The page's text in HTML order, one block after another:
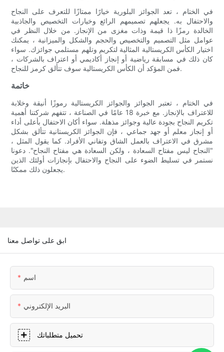
في الختام ، تعد الجوائز البلورية خيارًا ممتازًا للتعرف على النجاح
والاحتفال به. يجعلهم تصميمهم الرائع وخيارات التخصيص والجاذبية
الخالدة رمزًا ذا قيمة وذات مغزى من الإنجاز. من خلال النظر في
عوامل مثل التصميم والتخصيص والحجم والشكل والميزانية ، يمكنك
اختيار الكأس الكريستالية المثالية لتكريم وتلهم مستلمي جوائزك. سواء
كان ذلك في مسابقة رياضية أو إنجاز أكاديمي أو اعتراف بالشركات ،
فمن المؤكد أن الكأس الكريستالية سوف تتألق كرمز للنجاح.
خاتمة
في الختام ، تعتبر الجوائز والجوائز الكريستالية رموزًا أنيقة وخلابة
للاعتراف بالإنجاز. مع خبرة 18 عامًا في الصناعة ، تتفهم شركتنا أهمية
تكريم النجاح بجودة عالية وجوائز مذهلة. سواء أكان الاحتفال بأعلى أداء
أو إنجاز معلم أو جهد جماعي ، فإن الجوائز الكريستانية تتألق بشكل
مشرق في الاعتراف بالعمل الشاق وتفاني الأفراد. كما يقول المثل ،
"النجاح ليس مفتاح السعادة ، ولكن السعادة هي مفتاح النجاح". دعونا
نستمر في تسليط الضوء على النجاح والاحتفال بإنجازات أولئك الذين
يجعلون ذلك ممكنًا.
ابق على تواصل معنا
اسم
البريد الإلكتروني
تحميل متطلباتك